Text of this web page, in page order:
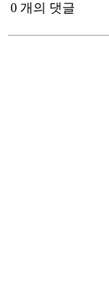
0 개의 댓글